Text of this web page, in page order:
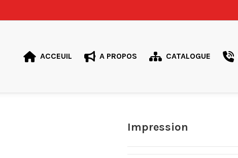
ACCEUIL A PROPOS CATALOGUE
Impression